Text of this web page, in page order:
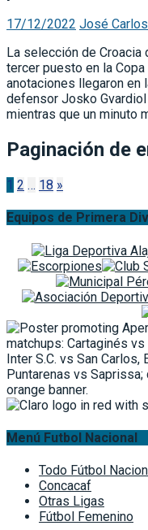
17/12/2022 José
La selección de
tercer puesto en la
anotaciones llegaron en
defensor Josko
mientras que un minuto
Paginación de
1 2 … 18 »
Equipos de Primera
Menú Futbol Nacional
Todo Fútbol
Concacaf
Otras Ligas
Fútbol Femenino